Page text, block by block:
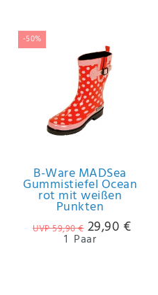
-50%
B-Ware MADSea
Gummistiefel Ocean
rot mit weißen
Punkten
UVP 59,90 € 29,90 €
1 Paar